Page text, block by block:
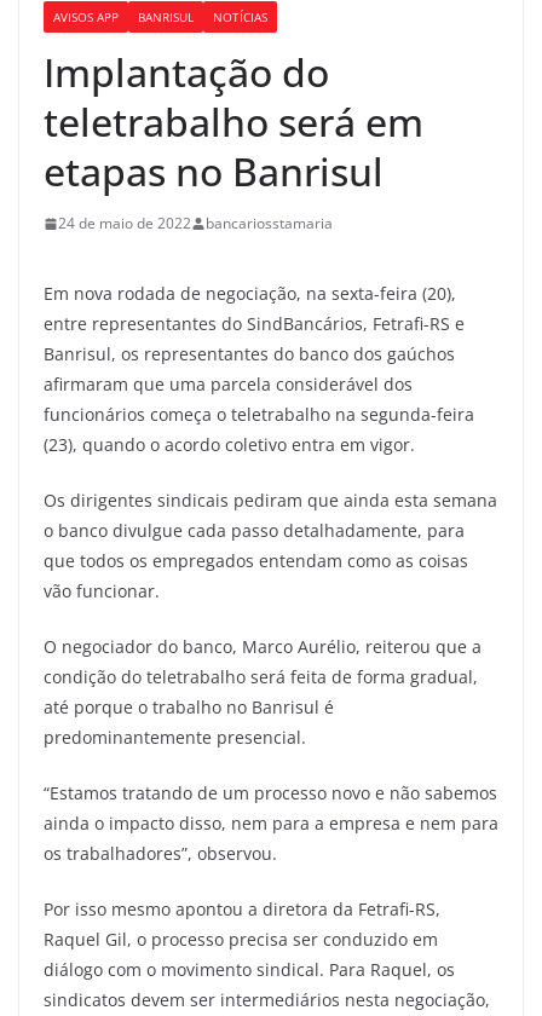
AVISOS APP BANRISUL NOTÍCIAS
Implantação do
teletrabalho será em
etapas no Banrisul
24 de maio de 2022 bancariosstamaria
Em nova rodada de negociação, na sexta-feira (20),
entre representantes do SindBancários, Fetrafi-RS e
Banrisul, os representantes do banco dos gaúchos
afirmaram que uma parcela considerável dos
funcionários começa o teletrabalho na segunda-feira
(23), quando o acordo coletivo entra em vigor.
Os dirigentes sindicais pediram que ainda esta semana
o banco divulgue cada passo detalhadamente, para
que todos os empregados entendam como as coisas
vão funcionar.
O negociador do banco, Marco Aurélio, reiterou que a
condição do teletrabalho será feita de forma gradual,
até porque o trabalho no Banrisul é
predominantemente presencial.
“Estamos tratando de um processo novo e não sabemos
ainda o impacto disso, nem para a empresa e nem para
os trabalhadores”, observou.
Por isso mesmo apontou a diretora da Fetrafi-RS,
Raquel Gil, o processo precisa ser conduzido em
diálogo com o movimento sindical. Para Raquel, os
sindicatos devem ser intermediários nesta negociação,